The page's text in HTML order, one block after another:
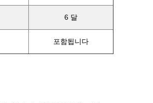
6 달
포함됩니다